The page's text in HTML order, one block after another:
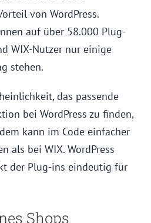
von WordPress.
auf über 58.000 Plug-
WIX-Nutzer nur einige
stehen.
das passende
bei WordPress zu finden,
kann im Code einfacher
als bei WIX. WordPress
der Plug-ins eindeutig für
Shops